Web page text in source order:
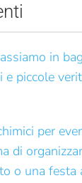
in
e piccole
per
di
o una festa